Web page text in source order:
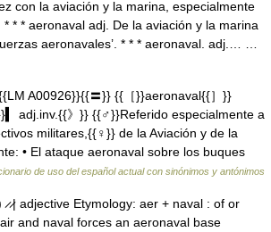
con la aviación y la marina, especialmente
* * aeronaval adj. De la aviación y la marina
aeronavales’. * * * aeronaval. adj.… …
A00926}}{{〓}} {{［}}aeronaval{{］}}
}}▍ adj.inv.{{》}} {{♂}}Referido especialmente a
militares,{{♀}} de la Aviación y de la
• El ataque aeronaval sobre los buques
de uso del español actual con sinónimos y antónimos
adjective Etymology: aer + naval : of or
and naval forces an aeronaval base